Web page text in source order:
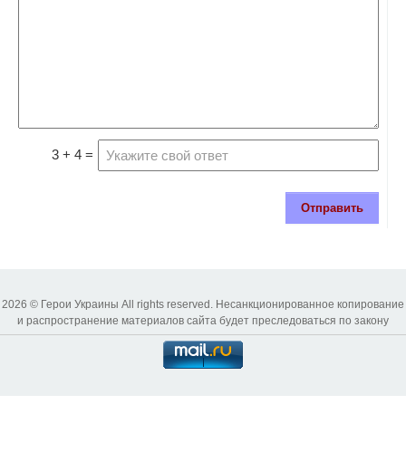
3 + 4 =
Отправить
2026 © Герои Украины All rights reserved. Несанкционированное копирование
и распространение материалов сайта будет преследоваться по закону